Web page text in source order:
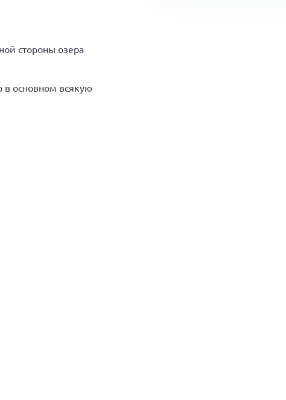
стороны озера
в основном всякую